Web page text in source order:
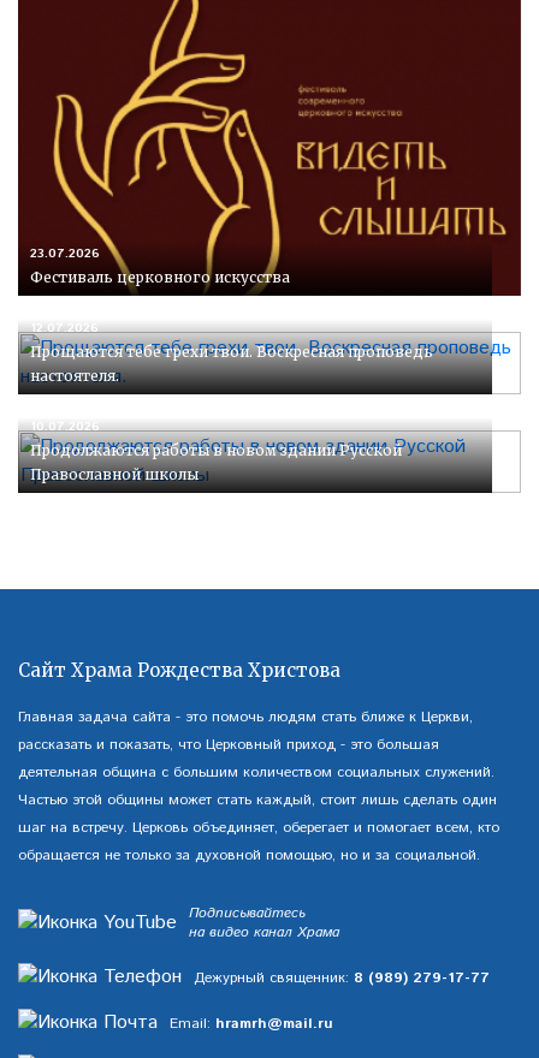
23.07.2026
Фестиваль церковного искусства
12.07.2026
Прощаются тебе грехи твои. Воскресная проповедь
настоятеля.
10.07.2026
Продолжаются работы в новом здании Русской
Православной школы
Сайт Храма Рождества Христова
Главная задача сайта - это помочь людям стать ближе к Церкви,
рассказать и показать, что Церковный приход - это большая
деятельная община с большим количеством социальных служений.
Частью этой общины может стать каждый, стоит лишь сделать один
шаг на встречу. Церковь объединяет, оберегает и помогает всем, кто
обращается не только за духовной помощью, но и за социальной.
Подписывайтесь
на видео канал Храма
Дежурный священник: 8 (989) 279-17-77
Email: hramrh@mail.ru